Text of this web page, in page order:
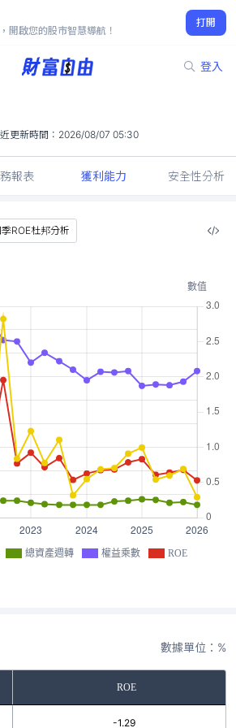
開啟您的股市智慧導航！
打開
登入
70.00
3.24%
更新時間： 2026/08/07 05:30
報表 獲利能力 安全性分析
ROE杜邦分析
總資產週轉 權益乘數 ROE
數據單位：%
ROE
-1.29